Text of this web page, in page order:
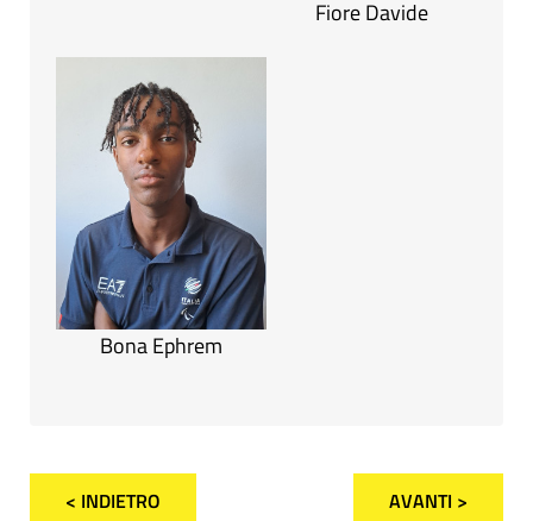
Fiore Davide
Bona Ephrem
< INDIETRO AVANTI >